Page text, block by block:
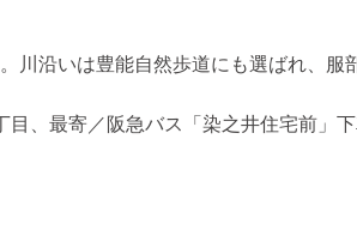
川沿いは豊能自然歩道にも選ばれ、
目、最寄／阪急バス「染之井住宅前」下